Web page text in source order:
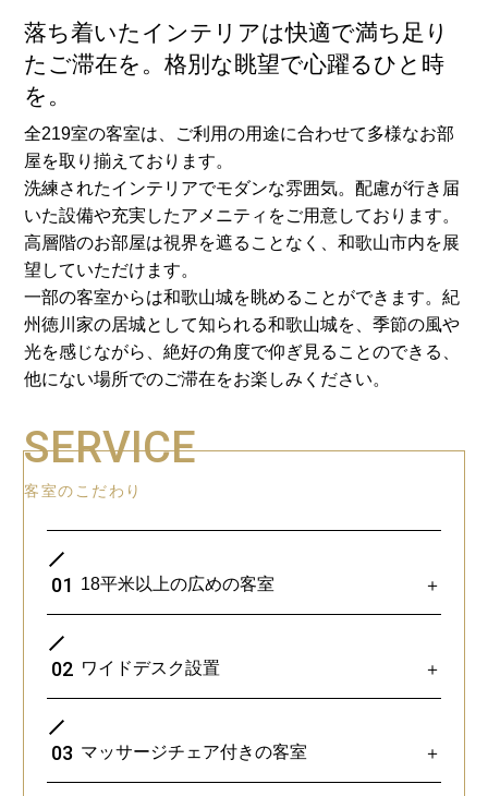
落ち着いたインテリアは快適で満ち足り
たご滞在を。格別な眺望で心躍るひと時
を。
全219室の客室は、ご利用の用途に合わせて多様なお部
屋を取り揃えております。
洗練されたインテリアでモダンな雰囲気。配慮が行き届
いた設備や充実したアメニティをご用意しております。
高層階のお部屋は視界を遮ることなく、和歌山市内を展
望していただけます。
一部の客室からは和歌山城を眺めることができます。紀
州徳川家の居城として知られる和歌山城を、季節の風や
光を感じながら、絶好の角度で仰ぎ見ることのできる、
他にない場所でのご滞在をお楽しみください。
SERVICE
客室のこだわり
01 18平米以上の広めの客室 ＋
02 ワイドデスク設置 ＋
03 マッサージチェア付きの客室 ＋